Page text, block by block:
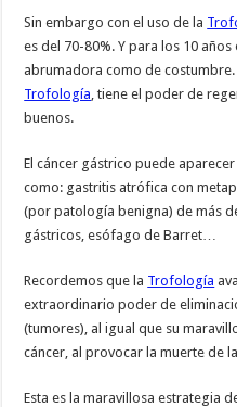
Sin embargo con el uso de la
es del 70-80%. Y para los 10
abrumadora como de
Trofología , tiene el poder de
buenos.
El cáncer gástrico puede
como: gastritis atrófica con
(por patología benigna) de más
gástricos, esófago de Barret…
Recordemos que la Trofología
extraordinario poder de
(tumores), al igual que su
cáncer, al provocar la muerte de
Esta es la maravillosa estrategia